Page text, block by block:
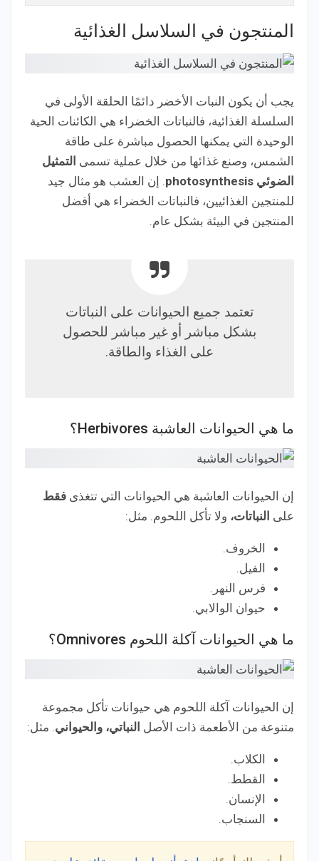
المنتجون في السلاسل الغذائية
يجب أن يكون النبات الأخضر دائمًا الحلقة الأولى في
السلسلة الغذائية، فالنباتات الخضراء هي الكائنات الحية
الوحيدة التي يمكنها الحصول مباشرة على طاقة
الشمس، وصنع غذائها من خلال عملية تسمى التمثيل
الضوئي photosynthesis
. إن العشب هو مثال جيد
للمنتجين الغذائيين، فالنباتات الخضراء هي أفضل
المنتجين في البيئة بشكل عام.
تعتمد جميع الحيوانات على النباتات
بشكل مباشر أو غير مباشر للحصول
على الغذاء والطاقة.
ما هي الحيوانات العاشبة Herbivores؟
إن الحيوانات العاشبة هي الحيوانات التي تتغذى فقط
على النباتات، ولا تأكل اللحوم. مثل:
الخروف.
الفيل.
فرس النهر.
حيوان الوالابي.
ما هي الحيوانات آكلة اللحوم Omnivores؟
إن الحيوانات آكلة اللحوم هي حيوانات تأكل مجموعة
متنوعة من الأطعمة ذات الأصل النباتي، والحيواني. مثل:
الكلاب.
القطط.
الإنسان.
السنجاب.